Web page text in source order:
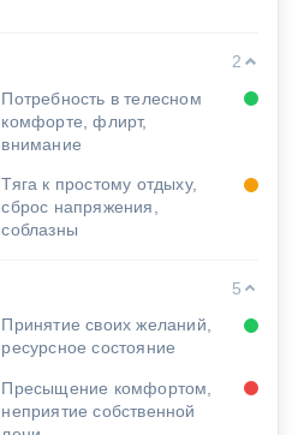
2
Потребность в телесном
комфорте, флирт,
внимание
Тяга к простому отдыху,
сброс напряжения,
соблазны
5
Принятие своих желаний,
ресурсное состояние
Пресыщение комфортом,
неприятие собственной